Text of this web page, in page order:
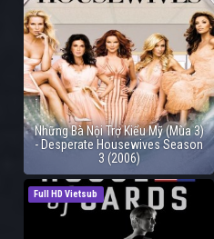
Những Bà Nội Trợ Kiểu Mỹ (Mùa 3)
- Desperate Housewives Season
3 (2006)
Full HD Vietsub